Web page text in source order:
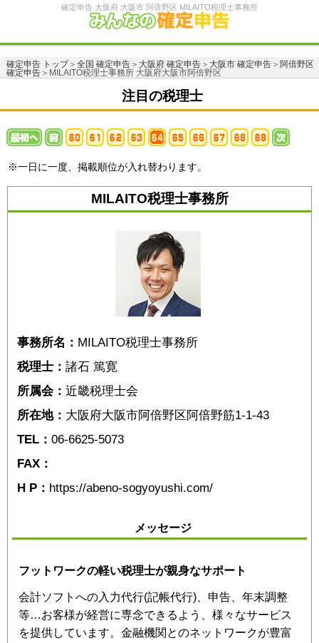
確定申告 大阪府 大阪市 阿倍野区 MILAITO税理士事務所
確定申告 トップ＞ 全国 確定申告＞ 大阪府 確定申告＞ 大阪市 確定申告＞ 阿倍野区
確定申告＞MILAITO税理士事務所 大阪府大阪市阿倍野区
注目の税理士
※一日に一度、掲載順位が入れ替わります。
MILAITO税理士事務所
事務所名： MILAITO税理士事務所
税理士： 諸石 篤寛
所属会： 近畿税理士会
所在地： 大阪府大阪市阿倍野区阿倍野筋1-1-43
TEL： 06-6625-5073
FAX：
H P： https://abeno-sogyoyushi.com/
メッセージ
フットワークの軽い税理士が親身なサポート
会計ソフトへの入力代行(記帳代行)、申告、年末調整
等…お客様が経営に専念できるよう、様々なサービス
を提供しています。金融機関とのネットワークが豊富